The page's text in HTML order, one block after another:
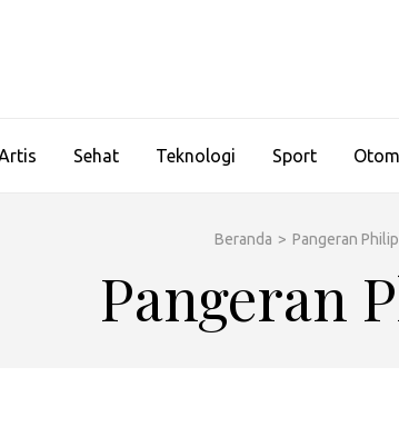
Sehat Teknologi Sport
Beranda > Pangeran Philip
Pangeran